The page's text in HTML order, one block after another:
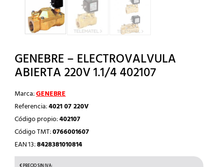
GENEBRE – ELECTROVALVULA
ABIERTA 220V 1.1/4 402107
Marca:GENEBRE
Referencia:4021 07 220V
Código propio:402107
Código TMT:0766001607
EAN 13:8428381010814